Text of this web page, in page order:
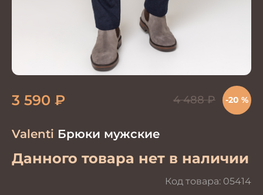
Valenti Брюки мужские
Данного товара нет в наличии
Код товара: 05414
3 590 ₽ 4 488₽ -20 %